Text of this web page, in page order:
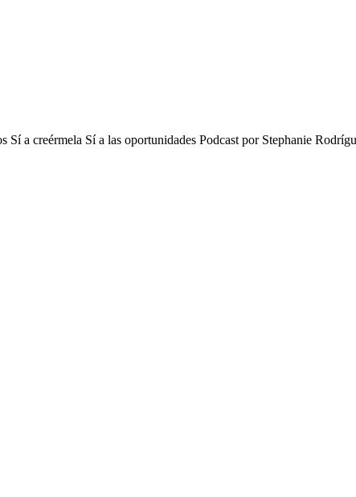
a creérmela Sí a las oportunidades Podcast por Stephanie